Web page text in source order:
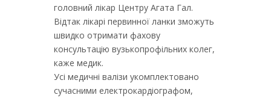
головний лікар Центру Агата Гал.
Відтак лікарі первинної ланки зможуть
швидко отримати фахову
консультацію вузькопрофільних колег,
каже медик.
Усі медичні валізи укомплектовано
сучасними електрокардіографом,